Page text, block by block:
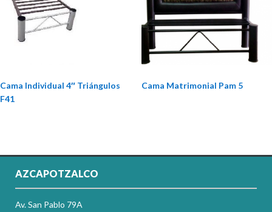
Cama Individual 4″ Triángulos
F41
Cama Matrimonial Pam 5
AZCAPOTZALCO
Av. San Pablo 79A